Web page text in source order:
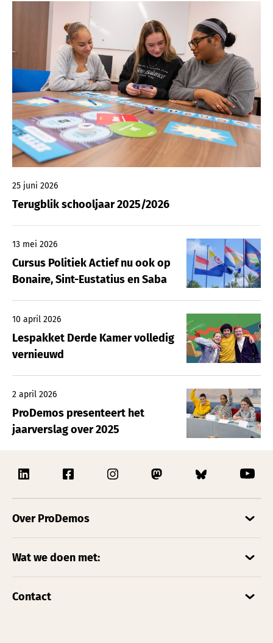
25 juni 2026
Terugblik schooljaar 2025/2026
13 mei 2026
Cursus Politiek Actief nu ook op
Bonaire, Sint-Eustatius en Saba
10 april 2026
Lespakket Derde Kamer volledig
vernieuwd
2 april 2026
ProDemos presenteert het
jaarverslag over 2025
Over ProDemos
Wat we doen met:
Contact